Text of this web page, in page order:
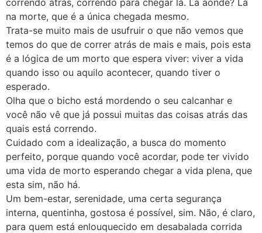
na morte, que é a única chegada mesmo.
Trata-se muito mais de usufruir o que não vemos que
temos do que de correr atrás de mais e mais, pois esta
é a lógica de um morto que espera viver: viver a vida
quando isso ou aquilo acontecer, quando tiver o
esperado.
Olha que o bicho está mordendo o seu calcanhar e
você não vê que já possui muitas das coisas atrás das
quais está correndo.
Cuidado com a idealização, a busca do momento
perfeito, porque quando você acordar, pode ter vivido
uma vida de morto esperando chegar a vida plena, que
esta sim, não há.
Um bem-estar, serenidade, uma certa segurança
interna, quentinha, gostosa é possível, sim. Não, é claro,
para quem está enlouquecido em desabalada corrida